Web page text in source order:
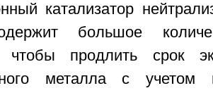
катализатор
большое
чтобы продлить срок
металла с учетом